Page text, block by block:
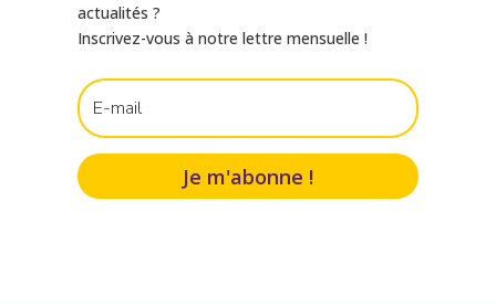
actualités ?
Inscrivez-vous à notre lettre mensuelle !
Je m'abonne !